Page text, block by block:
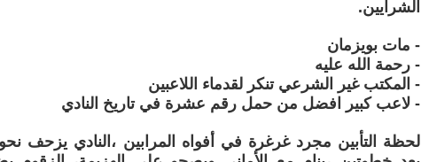
الشرايين.
- مات بويزمان
- رحمة الله عليه
- المكتب غير الشرعي تنكر لقدماء اللاعبين
- لاعب كبير افضل من حمل رقم عشرة في تاريخ النادي
لحظة التأبين مجرد غرغرة في أفواه المرابين ،النادي يزحف